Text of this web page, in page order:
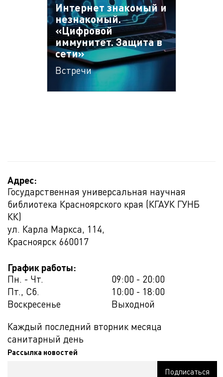
Интернет знакомый и
незнакомый.
«Цифровой
иммунитет. Защита в
сети»
Встречи
Адрес:
Государственная универсальная научная
библиотека Красноярского края (КГАУК ГУНБ
КК)
ул. Карла Маркса, 114,
Красноярск 660017
График работы:
Пн. - Чт.
09:00 - 20:00
Пт., Сб.
10:00 - 18:00
Воскресенье
Выходной
Каждый последний вторник месяца
санитарный день
Рассылка новостей